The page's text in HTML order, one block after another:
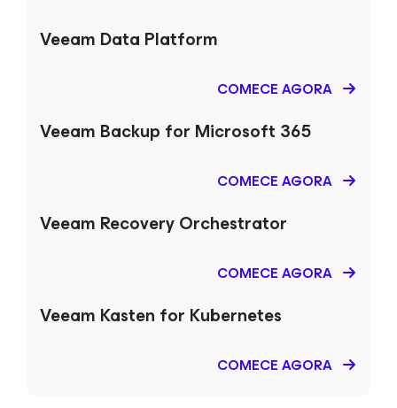
Veeam Data Platform
COMECE AGORA
Veeam Backup for Microsoft 365
COMECE AGORA
Veeam Recovery Orchestrator
COMECE AGORA
Veeam Kasten for Kubernetes
COMECE AGORA